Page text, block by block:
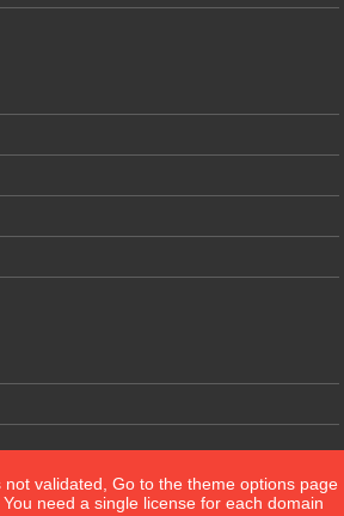
not validated, Go to the theme options page
need a single license for each domain